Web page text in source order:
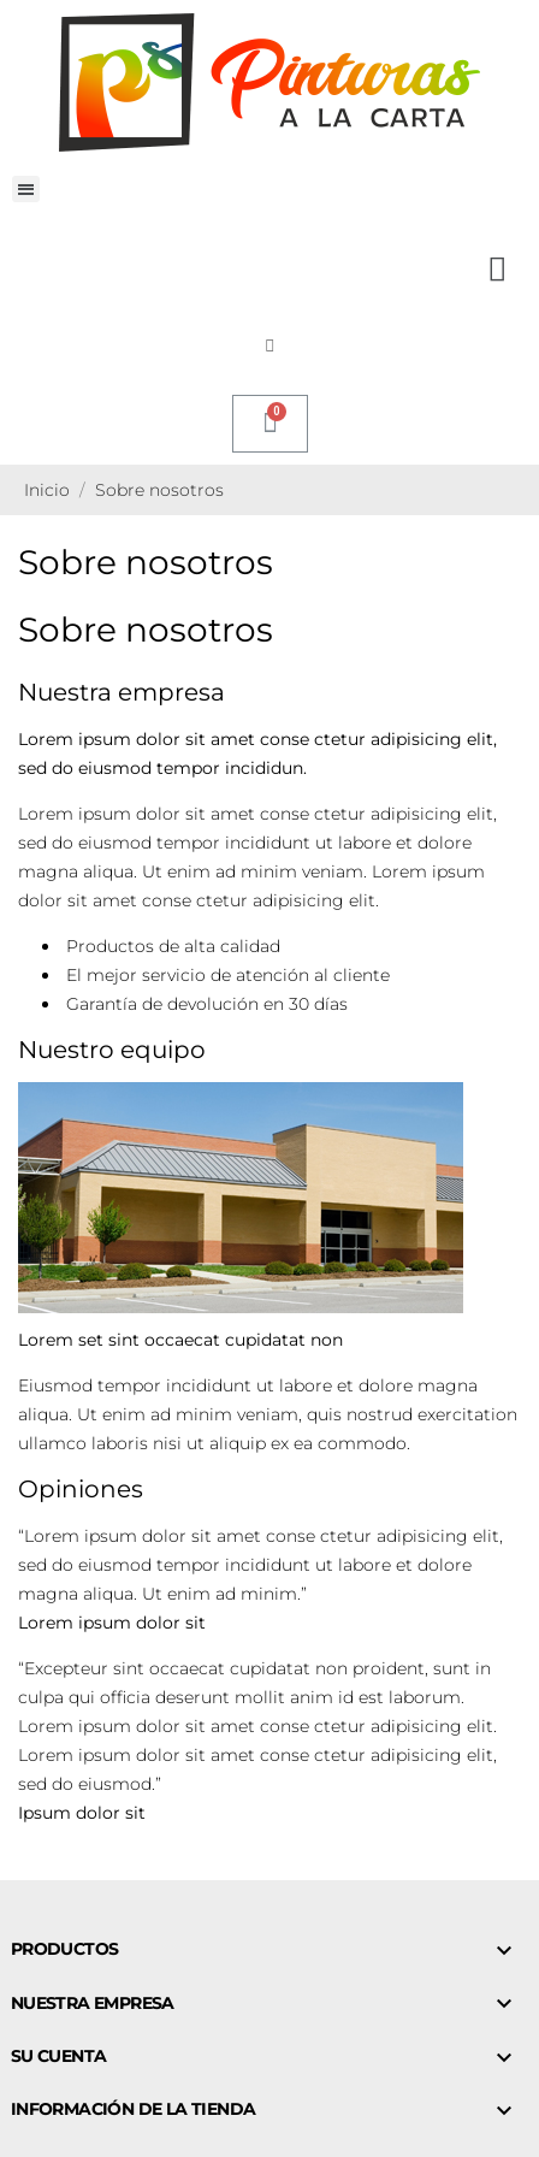
Inicio Sobre nosotros
Sobre nosotros
Sobre nosotros
Nuestra empresa
Lorem ipsum dolor sit amet conse ctetur adipisicing elit,
sed do eiusmod tempor incididun.
Lorem ipsum dolor sit amet conse ctetur adipisicing elit,
sed do eiusmod tempor incididunt ut labore et dolore
magna aliqua. Ut enim ad minim veniam. Lorem ipsum
dolor sit amet conse ctetur adipisicing elit.
Productos de alta calidad
El mejor servicio de atención al cliente
Garantía de devolución en 30 días
Nuestro equipo
Lorem set sint occaecat cupidatat non
Eiusmod tempor incididunt ut labore et dolore magna
aliqua. Ut enim ad minim veniam, quis nostrud exercitation
ullamco laboris nisi ut aliquip ex ea commodo.
Opiniones
“Lorem ipsum dolor sit amet conse ctetur adipisicing elit,
sed do eiusmod tempor incididunt ut labore et dolore
magna aliqua. Ut enim ad minim.”
Lorem ipsum dolor sit
“Excepteur sint occaecat cupidatat non proident, sunt in
culpa qui officia deserunt mollit anim id est laborum.
Lorem ipsum dolor sit amet conse ctetur adipisicing elit.
Lorem ipsum dolor sit amet conse ctetur adipisicing elit,
sed do eiusmod.”
Ipsum dolor sit
PRODUCTOS 
NUESTRA EMPRESA 
SU CUENTA 
INFORMACIÓN DE LA TIENDA 